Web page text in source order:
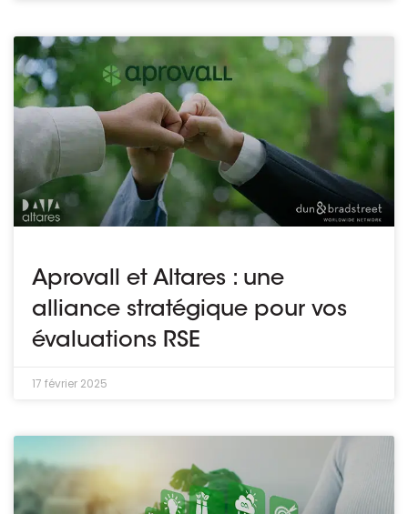
Aprovall et Altares : une
alliance stratégique pour vos
évaluations RSE
17 février 2025